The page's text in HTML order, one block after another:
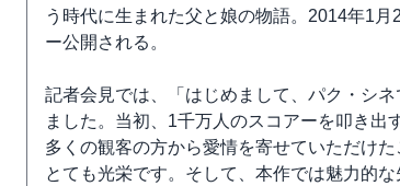
う時代に生まれた父と娘の物語。2014年1
ー公開される。
記者会見では、「はじめまして、パク・シ
ました。当初、1千万人のスコアーを叩き出
多くの観客の方から愛情を寄せていただけ
とても光栄です。そして、本作では魅力的